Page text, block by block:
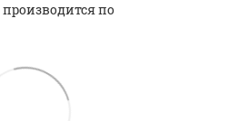
производится по